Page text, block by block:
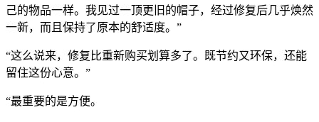
己的物品一样。我见过一顶更旧的帽子，经过修复后几乎焕然
一新，而且保持了原本的舒适度。”
“这么说来，修复比重新购买划算多了。既节约又环保，还能
留住这份心意。”
“最重要的是方便。